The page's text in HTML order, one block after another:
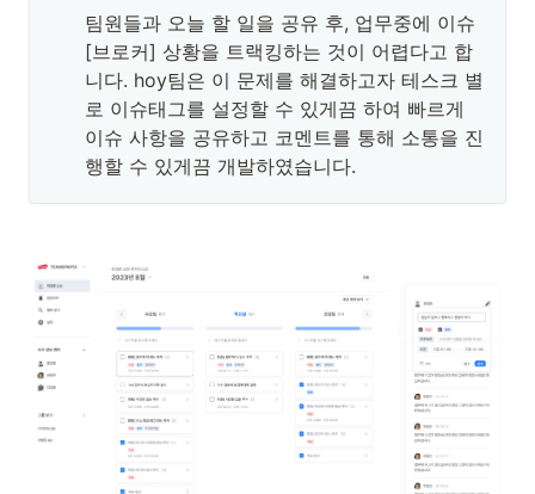
팀원들과 오늘 할 일을 공유 후, 업무중에 이슈
[브로커] 상황을 트랙킹하는 것이 어렵다고 합
니다. hoy팀은 이 문제를 해결하고자 테스크 별
로 이슈태그를 설정할 수 있게끔 하여 빠르게
이슈 사항을 공유하고 코멘트를 통해 소통을 진
행할 수 있게끔 개발하였습니다.